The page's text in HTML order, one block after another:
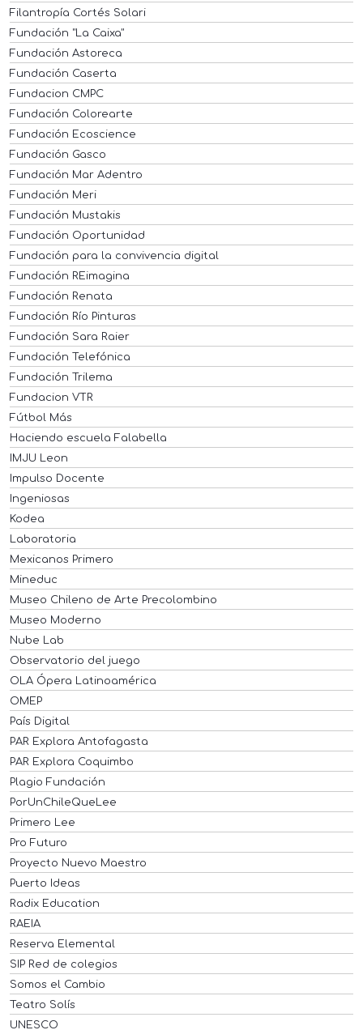
Filantropía Cortés Solari
Fundación "La Caixa"
Fundación Astoreca
Fundación Caserta
Fundacion CMPC
Fundación Colorearte
Fundación Ecoscience
Fundación Gasco
Fundación Mar Adentro
Fundación Meri
Fundación Mustakis
Fundación Oportunidad
Fundación para la convivencia digital
Fundación REimagina
Fundación Renata
Fundación Río Pinturas
Fundación Sara Raier
Fundación Telefónica
Fundación Trilema
Fundacion VTR
Fútbol Más
Haciendo escuela Falabella
IMJU Leon
Impulso Docente
Ingeniosas
Kodea
Laboratoria
Mexicanos Primero
Mineduc
Museo Chileno de Arte Precolombino
Museo Moderno
Nube Lab
Observatorio del juego
OLA Ópera Latinoamérica
OMEP
País Digital
PAR Explora Antofagasta
PAR Explora Coquimbo
Plagio Fundación
PorUnChileQueLee
Primero Lee
Pro Futuro
Proyecto Nuevo Maestro
Puerto Ideas
Radix Education
RAEIA
Reserva Elemental
SIP Red de colegios
Somos el Cambio
Teatro Solís
UNESCO